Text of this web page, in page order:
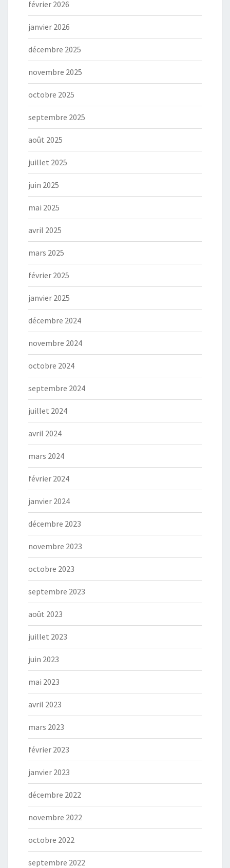
février 2026
janvier 2026
décembre 2025
novembre 2025
octobre 2025
septembre 2025
août 2025
juillet 2025
juin 2025
mai 2025
avril 2025
mars 2025
février 2025
janvier 2025
décembre 2024
novembre 2024
octobre 2024
septembre 2024
juillet 2024
avril 2024
mars 2024
février 2024
janvier 2024
décembre 2023
novembre 2023
octobre 2023
septembre 2023
août 2023
juillet 2023
juin 2023
mai 2023
avril 2023
mars 2023
février 2023
janvier 2023
décembre 2022
novembre 2022
octobre 2022
septembre 2022